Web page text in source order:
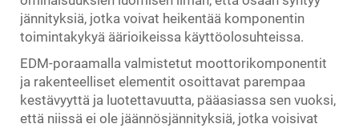
jännityksiä, jotka voivat heikentää komponentin
toimintakykyä äärioikeissa käyttöolosuhteissa.
EDM-poraamalla valmistetut moottorikomponentit
ja rakenteelliset elementit osoittavat parempaa
kestävyyttä ja luotettavuutta, pääasiassa sen vuoksi,
että niissä ei ole jäännösjännityksiä, jotka voisivat